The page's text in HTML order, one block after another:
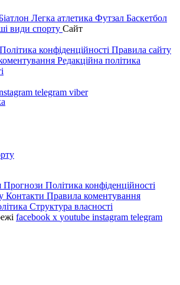
Легка атлетика Футзал Баскетбол
види спорту Сайт
Політика конфіденційності Правила сайту
Редакційна політика
telegram viber
Прогнози Політика конфіденційності
Контакти Правила коментування
Структура власності
facebook x youtube instagram telegram